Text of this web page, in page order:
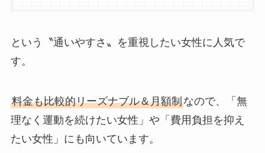
という〝通いやすさ〟を重視したい女性に人気で
す。
料金も比較的リーズナブル＆月額制なので、「無
理なく運動を続けたい女性」や「費用負担を抑え
たい女性」にも向いています。